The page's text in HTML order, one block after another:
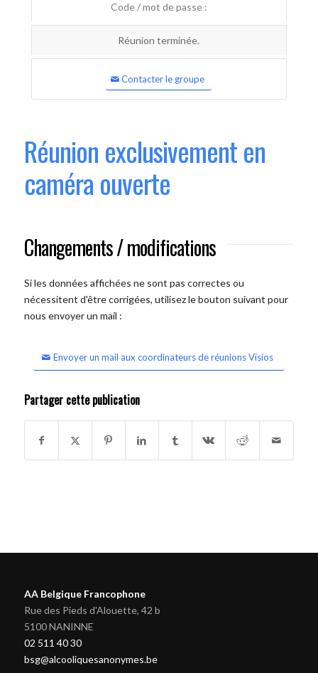
Code / mot de passe :
Réunion terminée.
Contacter le groupe
Réunion exclusivement en
caméra ouverte
Changements / modifications
Si les données affichées ne sont pas correctes ou
nécessitent d'être corrigées, utilisez le bouton suivant pour
nous envoyer un mail :
Envoyer un mail aux coordinateurs de réunions Visios
Partager cette publication
AA Belgique Francophone
Rue des Pieds d'Alouette, 42 b
5100 NANINNE
02 511 40 30
bsg@alcooliquesanonymes.be